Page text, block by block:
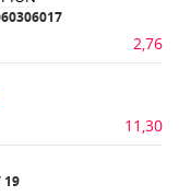
2,76
11,30
19